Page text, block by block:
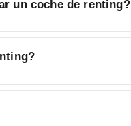
un coche de renting?